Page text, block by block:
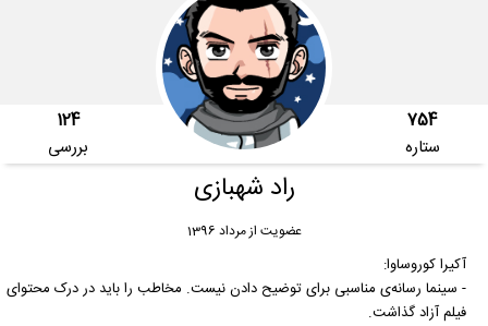
754
ستاره
124
بررسی
راد شهبازی
عضویت از مرداد 1396
آکیرا کوروساوا:
- سینما رسانه‌ی مناسبی برای توضیح دادن نیست. مخاطب را باید در درک محتوای
فیلم آزاد گذاشت.